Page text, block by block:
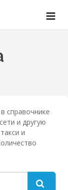
справочнике
и другую
и